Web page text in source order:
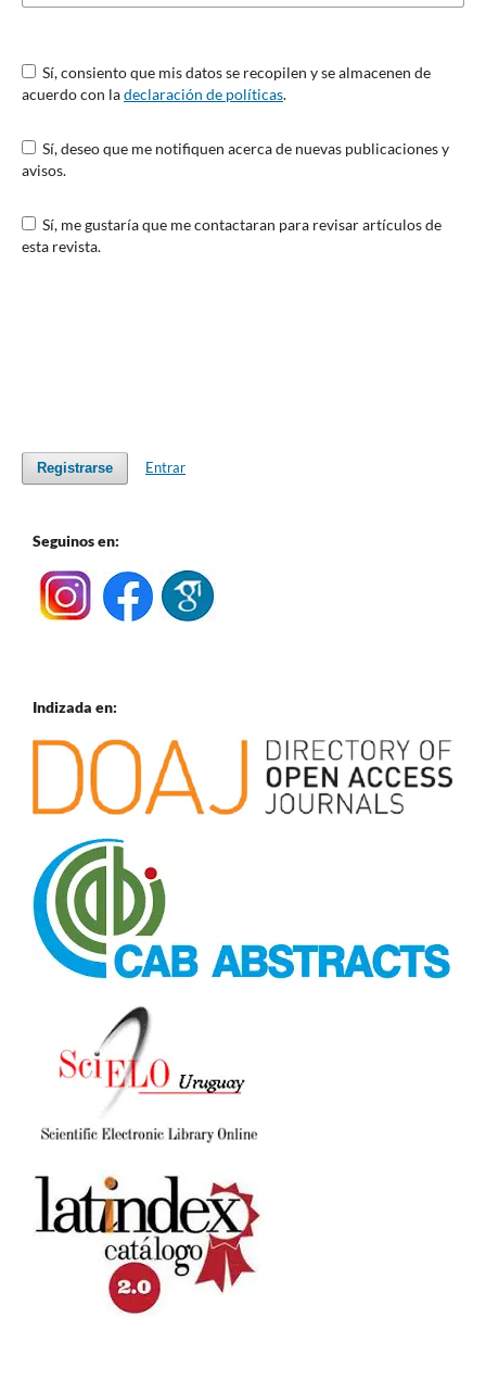
Sí, consiento que mis datos se recopilen y se almacenen de
acuerdo con ladeclaración de políticas.
Sí, deseo que me notifiquen acerca de nuevas publicaciones y
avisos.
Sí, me gustaría que me contactaran para revisar artículos de
esta revista.
Registrarse Entrar
Seguinos en:
Indizada en: